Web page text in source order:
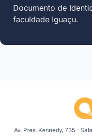
Documento de
faculdade Iguaçu.
Av. Pres. Kennedy, 735 -